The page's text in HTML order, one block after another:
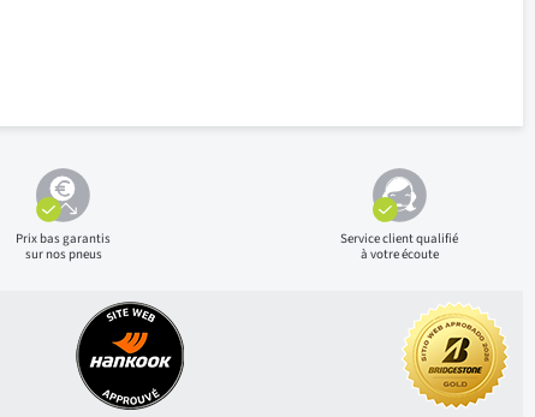
Prix basgarantis
sur nos pneus
Service client qualifié
à votre écoute